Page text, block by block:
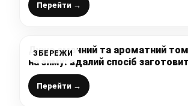
Перейти →
ЗБЕРЕЖИ
Дуже смачний та ароматний
на зиму: вдалий спосіб
помідори без підвалу, додаю в
піци і до м’яса
Перейти →